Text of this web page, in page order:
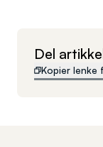
Del
Kopier lenke